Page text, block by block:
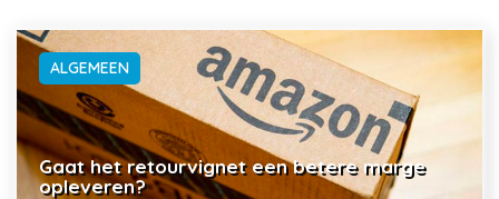
ALGEMEEN
Gaat het retourvignet een betere marge
opleveren?